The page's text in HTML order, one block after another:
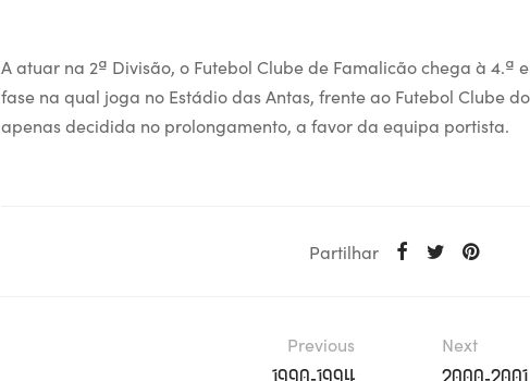
A atuar na 2ª Divisão, o Futebol Clube de Famalicão chega à 4.ª
fase na qual joga no Estádio das Antas, frente ao Futebol Clube
apenas decidida no prolongamento, a favor da equipa portista.
Partilhar
Previous Next